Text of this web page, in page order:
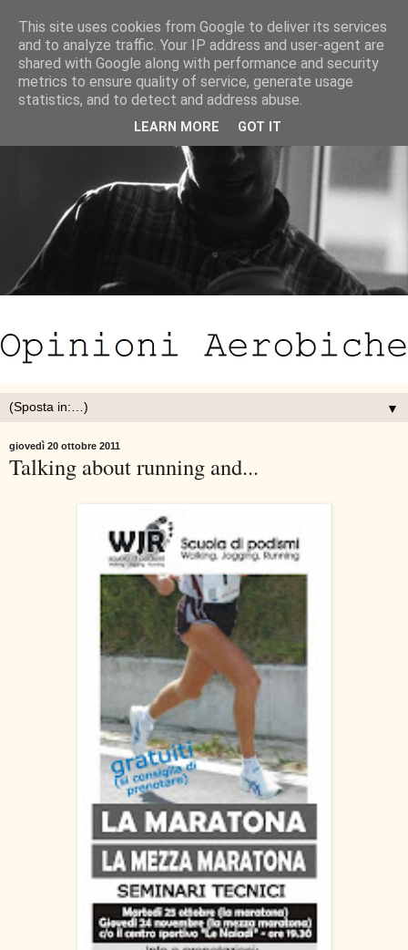
▼
giovedì 20 ottobre 2011
Talking about running and...
This site uses cookies from Google to deliver its services
and to analyze traffic. Your IP address and user-agent are
shared with Google along with performance and security
metrics to ensure quality of service, generate usage
statistics, and to detect and address abuse.
LEARN MORE GOT IT